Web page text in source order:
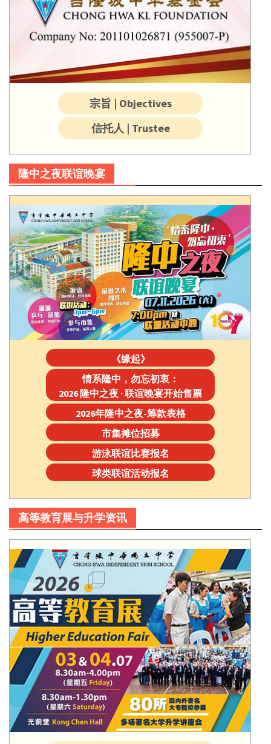
宗旨 | Objectives
信托人 | Trustee
隆中之夜联谊晚宴
《缘起》
情系隆中，勿忘初衷：
2026 隆中之夜 · 联谊晚宴开始售票
2026年隆中之夜-筹款表格
市集摊位招募
游泳联谊比赛报名
球类联谊活动报名
高等教育展与升学资讯